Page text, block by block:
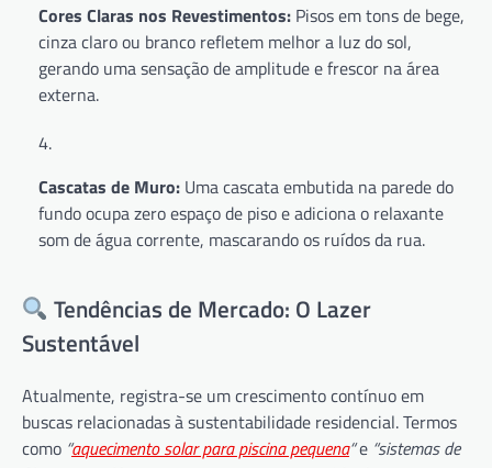
Cores Claras nos Revestimentos: Pisos em tons de bege,
cinza claro ou branco refletem melhor a luz do sol,
gerando uma sensação de amplitude e frescor na área
externa.
Cascatas de Muro: Uma cascata embutida na parede do
fundo ocupa zero espaço de piso e adiciona o relaxante
som de água corrente, mascarando os ruídos da rua.
Tendências de Mercado: O Lazer
Sustentável
Atualmente, registra-se um crescimento contínuo em
buscas relacionadas à sustentabilidade residencial. Termos
como “aquecimento solar para piscina pequena“e “sistemas de